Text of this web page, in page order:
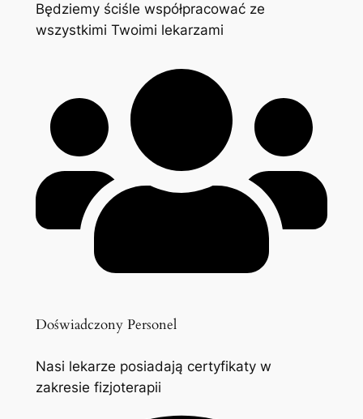
Będziemy ściśle współpracować ze
wszystkimi Twoimi lekarzami
Doświadczony Personel
Nasi lekarze posiadają certyfikaty w
zakresie fizjoterapii